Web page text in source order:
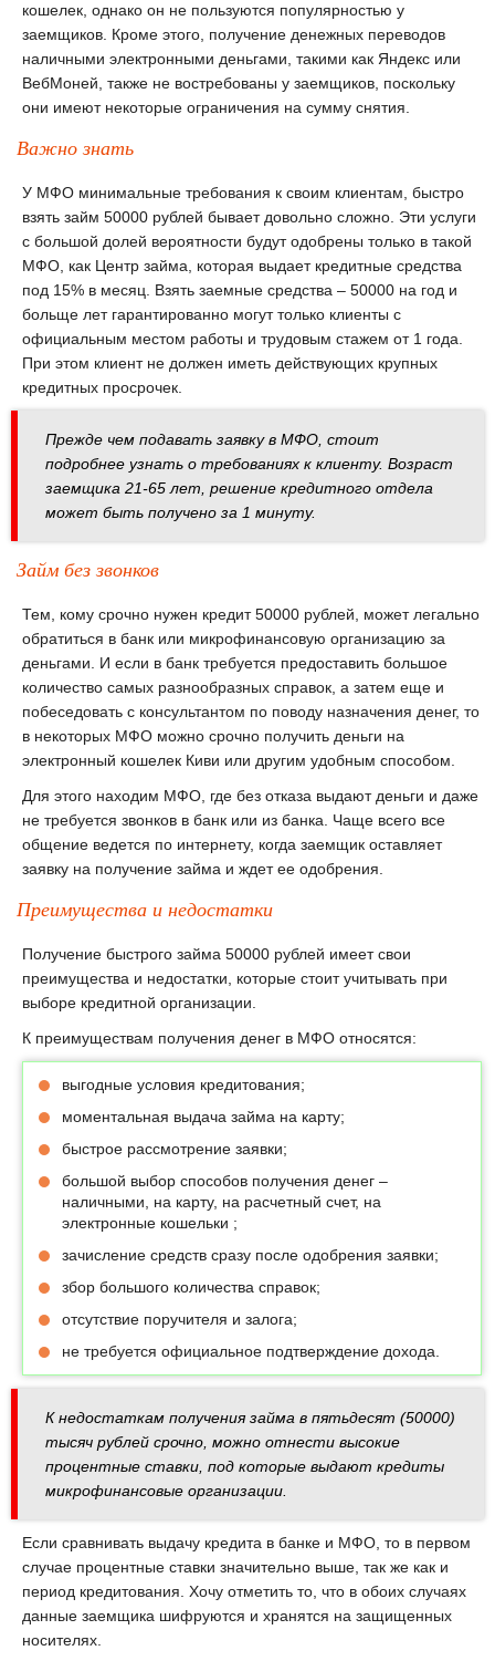
кошелек, однако он не пользуются популярностью у
заемщиков. Кроме этого, получение денежных переводов
наличными электронными деньгами, такими как Яндекс или
ВебМоней, также не востребованы у заемщиков, поскольку
они имеют некоторые ограничения на сумму снятия.
Важно знать
У МФО минимальные требования к своим клиентам, быстро
взять займ 50000 рублей бывает довольно сложно. Эти услуги
с большой долей вероятности будут одобрены только в такой
МФО, как Центр займа, которая выдает кредитные средства
под 15% в месяц. Взять заемные средства – 50000 на год и
больще лет гарантированно могут только клиенты с
официальным местом работы и трудовым стажем от 1 года.
При этом клиент не должен иметь действующих крупных
кредитных просрочек.
Прежде чем подавать заявку в МФО, стоит
подробнее узнать о требованиях к клиенту. Возраст
заемщика 21-65 лет, решение кредитного отдела
может быть получено за 1 минуту.
Займ без звонков
Тем, кому срочно нужен кредит 50000 рублей, может легально
обратиться в банк или микрофинансовую организацию за
деньгами. И если в банк требуется предоставить большое
количество самых разнообразных справок, а затем еще и
побеседовать с консультантом по поводу назначения денег, то
в некоторых МФО можно срочно получить деньги на
электронный кошелек Киви или другим удобным способом.
Для этого находим МФО, где без отказа выдают деньги и даже
не требуется звонков в банк или из банка. Чаще всего все
общение ведется по интернету, когда заемщик оставляет
заявку на получение займа и ждет ее одобрения.
Преимущества и недостатки
Получение быстрого займа 50000 рублей имеет свои
преимущества и недостатки, которые стоит учитывать при
выборе кредитной организации.
К преимуществам получения денег в МФО относятся:
выгодные условия кредитования;
моментальная выдача займа на карту;
быстрое рассмотрение заявки;
большой выбор способов получения денег –
наличными, на карту, на расчетный счет, на
электронные кошельки ;
зачисление средств сразу после одобрения заявки;
збор большого количества справок;
отсутствие поручителя и залога;
не требуется официальное подтверждение дохода.
К недостаткам получения займа в пятьдесят (50000)
тысяч рублей срочно, можно отнести высокие
процентные ставки, под которые выдают кредиты
микрофинансовые организации.
Если сравнивать выдачу кредита в банке и МФО, то в первом
случае процентные ставки значительно выше, так же как и
период кредитования. Хочу отметить то, что в обоих случаях
данные заемщика шифруются и хранятся на защищенных
носителях.